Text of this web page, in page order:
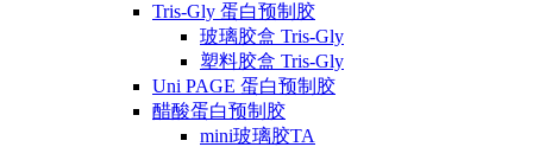
Tris-Gly 蛋白预制胶
玻璃胶盒 Tris-Gly
塑料胶盒 Tris-Gly
Uni PAGE 蛋白预制胶
醋酸蛋白预制胶
mini玻璃胶TA